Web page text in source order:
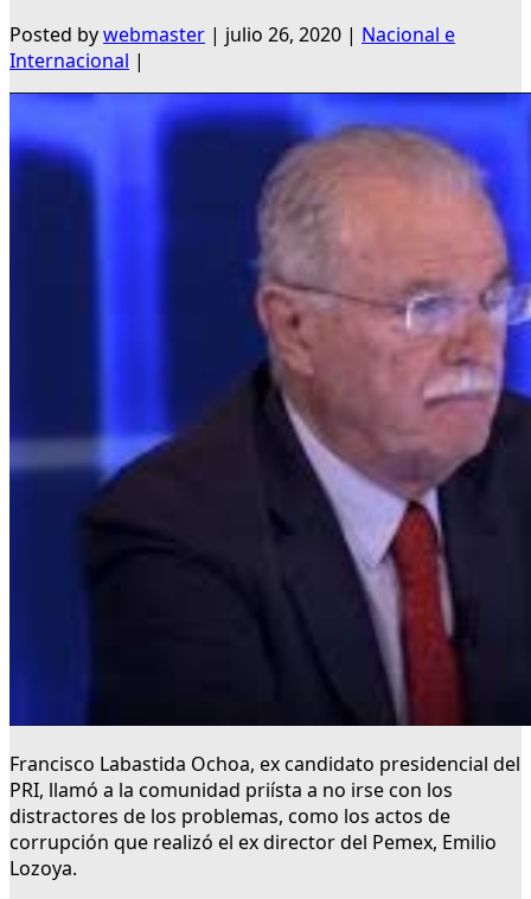
Posted bywebmaster | julio 26, 2020 | Nacional e
Internacional |
Francisco Labastida Ochoa, ex candidato presidencial del
PRI, llamó a la comunidad priísta a no irse con los
distractores de los problemas, como los actos de
corrupción que realizó el ex director del Pemex, Emilio
Lozoya.